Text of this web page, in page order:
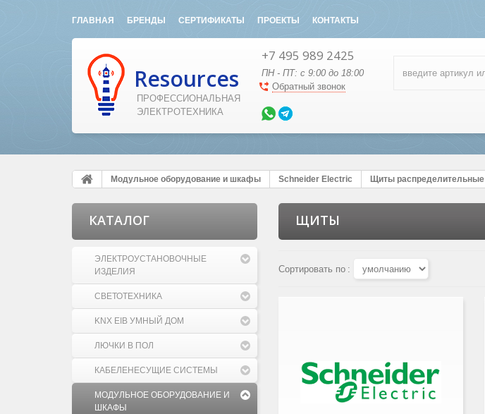
ГЛАВНАЯ БРЕНДЫ СЕРТИФИКАТЫ ПРОЕКТЫ КОНТАКТЫ
Resources
ПРОФЕССИОНАЛЬНАЯ
ЭЛЕКТРОТЕХНИКА
+7 495 989 2425
ПН - ПТ: с 9:00 до 18:00
Обратный звонок
Модульное оборудование и шкафы Schneider Electric Щиты распределительные
КАТАЛОГ
ЭЛЕКТРОУСТАНОВОЧНЫЕ
ИЗДЕЛИЯ
СВЕТОТЕХНИКА
KNX EIB УМНЫЙ ДОМ
ЛЮЧКИ В ПОЛ
КАБЕЛЕНЕСУЩИЕ СИСТЕМЫ
МОДУЛЬНОЕ ОБОРУДОВАНИЕ И
ШКАФЫ
ЩИТЫ
Сортировать по :